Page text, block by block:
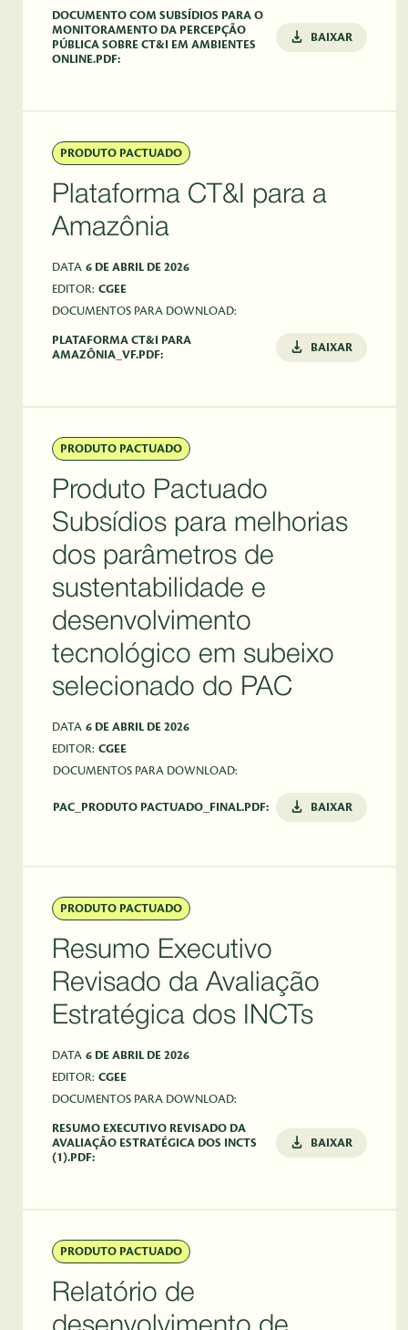
DOCUMENTO COM SUBSÍDIOS PARA O
MONITORAMENTO DA PERCEPÇÃO
PÚBLICA SOBRE CT&I EM AMBIENTES
ONLINE.PDF:
BAIXAR
PRODUTO PACTUADO
Plataforma CT&I para a
Amazônia
DATA 6 DE ABRIL DE 2026
EDITOR: CGEE
DOCUMENTOS PARA DOWNLOAD:
PLATAFORMA CT&I PARA
AMAZÔNIA_VF.PDF:
BAIXAR
PRODUTO PACTUADO
Produto Pactuado
Subsídios para melhorias
dos parâmetros de
sustentabilidade e
desenvolvimento
tecnológico em subeixo
selecionado do PAC
DATA 6 DE ABRIL DE 2026
EDITOR: CGEE
DOCUMENTOS PARA DOWNLOAD:
PAC_PRODUTO PACTUADO_FINAL.PDF: BAIXAR
PRODUTO PACTUADO
Resumo Executivo
Revisado da Avaliação
Estratégica dos INCTs
DATA 6 DE ABRIL DE 2026
EDITOR: CGEE
DOCUMENTOS PARA DOWNLOAD:
RESUMO EXECUTIVO REVISADO DA
AVALIAÇÃO ESTRATÉGICA DOS INCTS
(1).PDF:
BAIXAR
PRODUTO PACTUADO
Relatório de